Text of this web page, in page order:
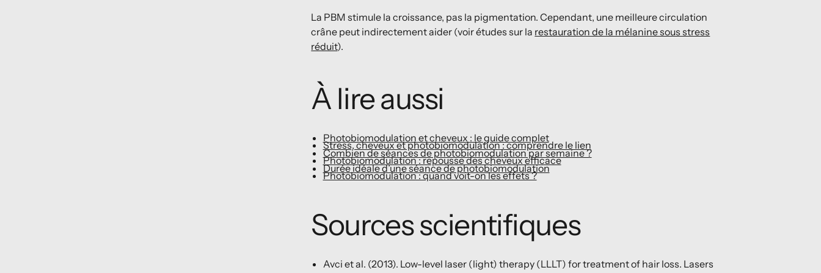
La PBM stimule la croissance, pas la pigmentation. Cependant, une meilleure circulation
crâne peut indirectement aider (voir études sur la restauration de la mélanine sous stress
réduit).
À lire aussi
Photobiomodulation et cheveux : le guide complet
Stress, cheveux et photobiomodulation : comprendre le lien
Combien de séances de photobiomodulation par semaine ?
Photobiomodulation : repousse des cheveux efficace
Durée idéale d’une séance de photobiomodulation
Photobiomodulation : quand voit-on les effets ?
Sources scientifiques
Avci et al. (2013). Low-level laser (light) therapy (LLLT) for treatment of hair loss. Lasers